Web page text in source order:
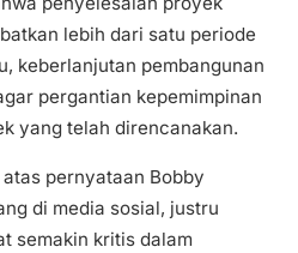
lebih dari satu periode
keberlanjutan pembangunan
pergantian kepemimpinan
yang telah direncanakan.
pernyataan Bobby
di media sosial, justru
semakin kritis dalam